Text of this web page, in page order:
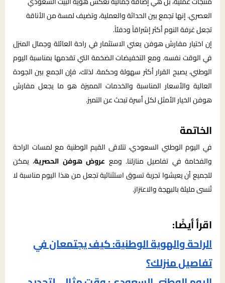
العصري. إنها تجمع بين الحداثة والعملية، وتضيف لمسة من الأناقة
تجعل غرفة النوم أكثر إشراقاً ودفئاً.
إن اختيار مفارش هوفن يعني الاستثمار في راحة العائلة وجمال المنزل
في الوقت نفسه. ومع التخفيضات الضخمة التي تقدمها بمناسبة اليوم
الوطني، يصبح القرار أكثر سهولة وحكمة. لذلك، فإن الجمع بين الجودة
العالية والأسعار المناسبة والخدمات المميزة هو ما يجعل مفارش
هوفن الخيار الأمثل لكل أسرة تبحث عن التميز.
الخاتمة
في اليوم الوطني السعودي، تتلاقى القيم الوطنية مع لمسات الراحة
والفخامة في تفاصيل منازلنا. ومع عروض هوفن الحصرية، يمكن
للجميع أن يعيشوا تجربة تسوق استثنائية تجعل من هذا اليوم مناسبة لا
تُنسى مليئة بالبهجة والاعتزاز.
اقرأ أيضًا:
الراحة والهوية الوطنية: كيف يجتمعان في
تفاصيل منزلك؟